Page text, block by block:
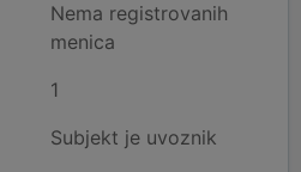
Nema registrovanih
menica
1
Subjekt je uvoznik